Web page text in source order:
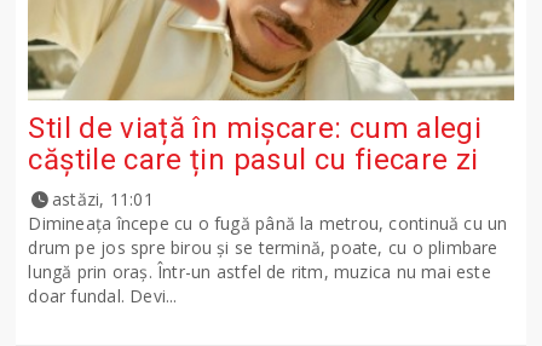
Stil de viață în mișcare: cum alegi
căștile care țin pasul cu fiecare zi
astăzi, 11:01
Dimineața începe cu o fugă până la metrou, continuă cu un
drum pe jos spre birou și se termină, poate, cu o plimbare
lungă prin oraș. Într-un astfel de ritm, muzica nu mai este
doar fundal. Devi...